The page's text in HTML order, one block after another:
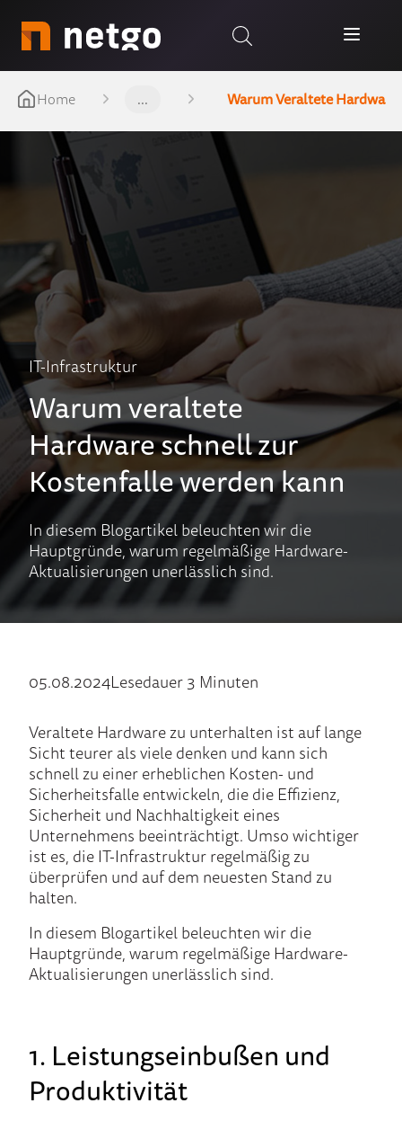
Home ... Warum Veraltete
IT-Infrastruktur
Warum veraltete
Hardware schnell zur
Kostenfalle werden kann
In diesem Blogartikel beleuchten wir die
Hauptgründe, warum regelmäßige Hardware-
Aktualisierungen unerlässlich sind.
05.08.2024Lesedauer 3 Minuten
Veraltete Hardware zu unterhalten ist auf lange
Sicht teurer als viele denken und kann sich
schnell zu einer erheblichen Kosten- und
Sicherheitsfalle entwickeln, die die Effizienz,
Sicherheit und Nachhaltigkeit eines
Unternehmens beeinträchtigt. Umso wichtiger
ist es, die IT-Infrastruktur regelmäßig zu
überprüfen und auf dem neuesten Stand zu
halten.
In diesem Blogartikel beleuchten wir die
Hauptgründe, warum regelmäßige Hardware-
Aktualisierungen unerlässlich sind.
1. Leistungseinbußen und
Produktivität